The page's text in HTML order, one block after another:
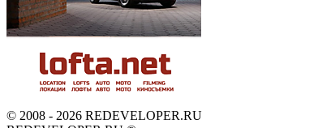
© 2008 - 2026 REDEVELOPER.RU